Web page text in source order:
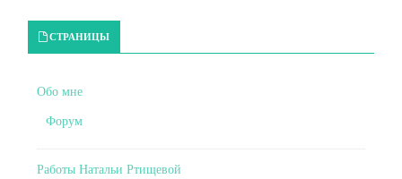
Primary Sidebar
СТРАНИЦЫ
Обо мне
Форум
Работы Натальи Ртищевой